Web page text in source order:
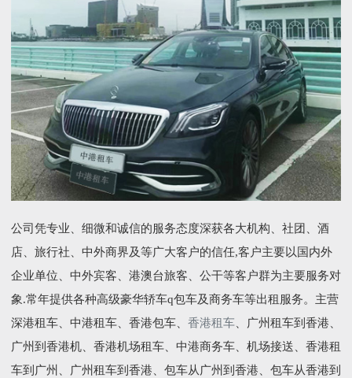
公司凭专业、细微和诚信的服务态度深获各大机构、社团、酒
店、旅行社、中外商界及等广大客户的信任,客户主要以国内外
企业单位、中外宾客、港澳台旅客、公干等客户群为主要服务对
象.常年提供各种高级豪华轿车q包车及商务车等出租服务。主营
深港租车、中港租车、香港包车、 香港租车、广州租车到香港、
广州到香港机、香港机场租车、中港商务车、机场接送、香港租
车到广州、广州租车到香港、包车从广州到香港、包车从香港到